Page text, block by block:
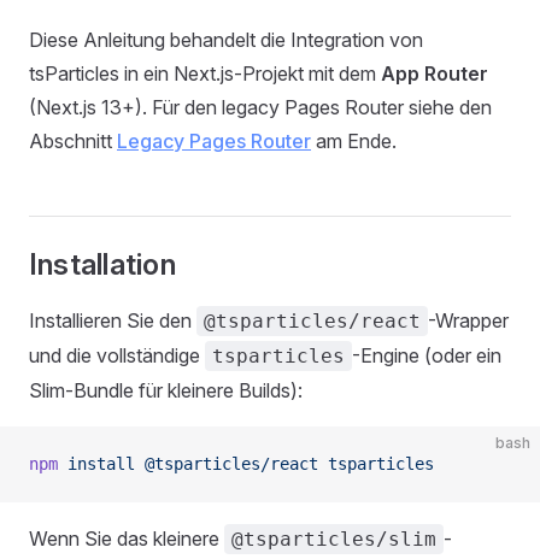
Diese Anleitung behandelt die Integration von
tsParticles in ein Next.js-Projekt mit dem App Router
(Next.js 13+). Für den legacy Pages Router siehe den
Abschnitt Legacy Pages Router am Ende.
Installation
Installieren Sie den @tsparticles/react -Wrapper
und die vollständige
tsparticles -Engine (oder ein
Slim-Bundle für kleinere Builds):
bash
npm install @tsparticles/react tsparticles
Wenn Sie das kleinere @tsparticles/slim -